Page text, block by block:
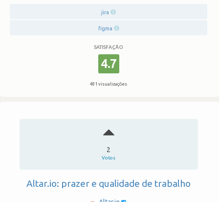
jira
figma
SATISFAÇÃO
4.7
481 visualizações
2
Votos
Altar.io: prazer e qualidade de trabalho